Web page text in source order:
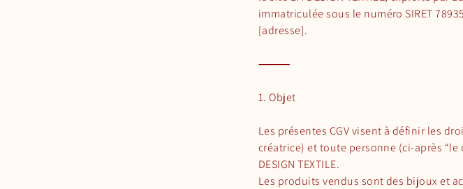
immatriculée sous le numéro SIRET
[adresse].
⸻
1. Objet
Les présentes CGV visent à définir les
créatrice) et toute personne (ci-après
DESIGN TEXTILE.
Les produits vendus sont des bijoux et